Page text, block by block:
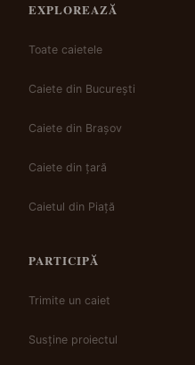
EXPLOREAZĂ
Toate caietele
Caiete din București
Caiete din Brașov
Caiete din țară
Caietul din Piață
PARTICIPĂ
Trimite un caiet
Susține proiectul